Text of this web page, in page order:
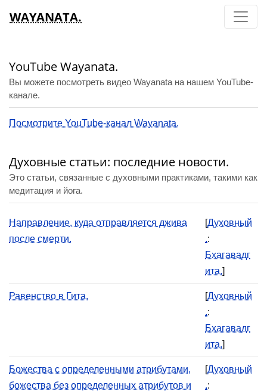
WAYANATA.
YouTube Wayanata.
Вы можете посмотреть видео Wayanata на нашем YouTube-
канале.
Посмотрите YouTube-канал Wayanata.
Духовные статьи: последние новости.
Это статьи, связанные с духовными практиками, такими как
медитация и йога.
Направление, куда отправляется джива
после смерти.
[Духовный
.:
Бхагавадг
ита.]
Равенство в Гита. [Духовный
.:
Бхагавадг
ита.]
Божества с определенными атрибутами,
божества без определенных атрибутов и
[Духовный
.: